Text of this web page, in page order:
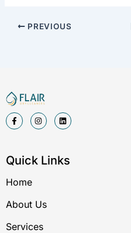
PREVIOUS
F
a
c
o
k
f
I
n
s
g
r
L
i
n
i
Quick Links
Home
About Us
Services